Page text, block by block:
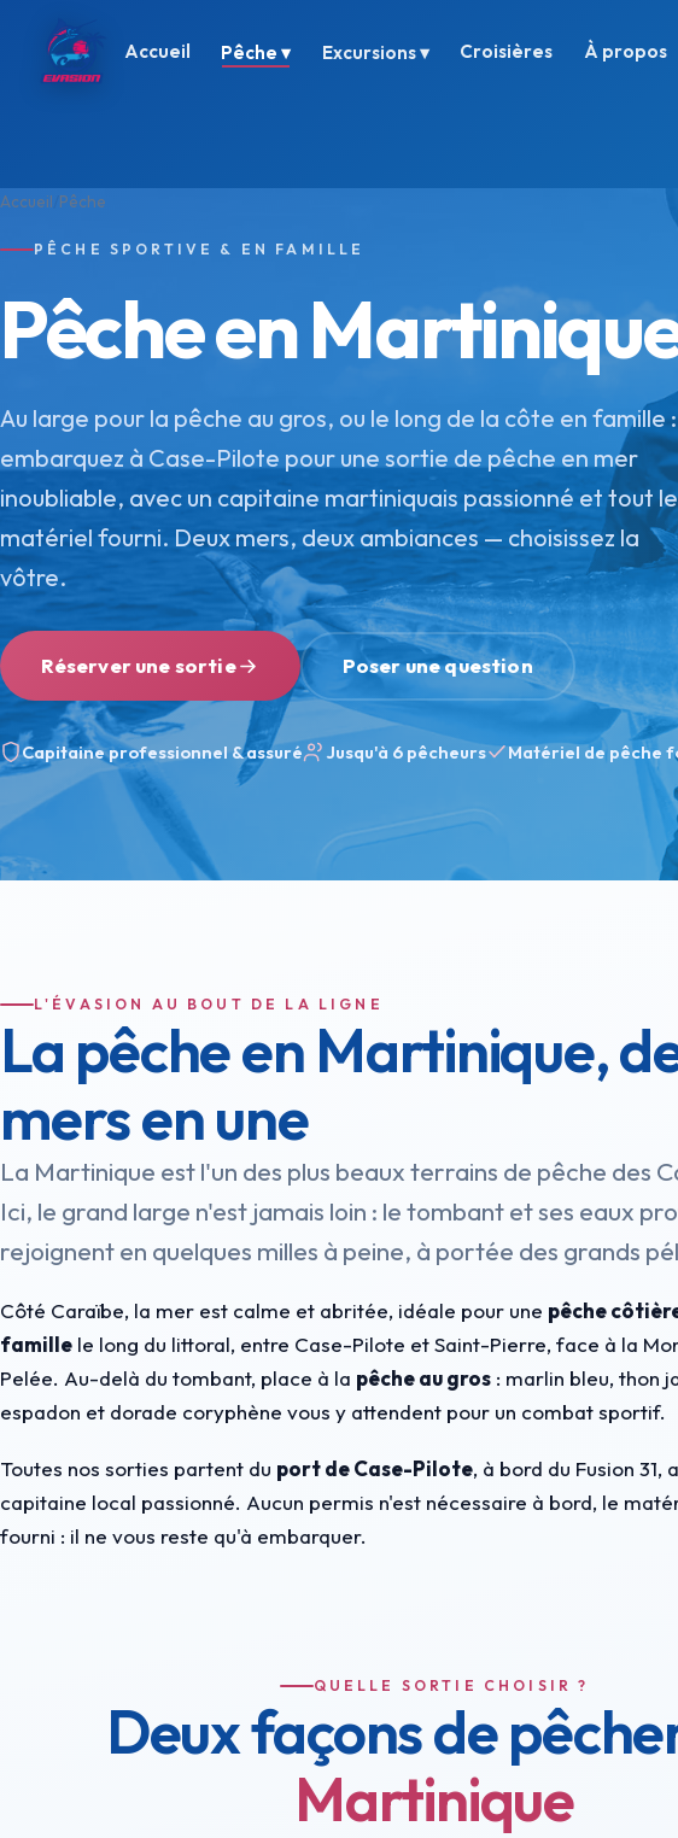
Accueil Pêche ▾ Excursions ▾ Croisières À propos
Accueil Pêche
PÊCHE SPORTIVE & EN FAMILLE
Pêche en
Au large pour la pêche au gros, ou le long de la côte en famille :
embarquez à Case-Pilote pour une sortie de pêche en mer
inoubliable, avec un capitaine martiniquais passionné et tout le
matériel fourni. Deux mers, deux ambiances — choisissez la
vôtre.
Réserver une sortie Poser une question
Capitaine professionnel & assuré Jusqu'à 6 pêcheurs Matériel de pêche
L'ÉVASION AU BOUT DE LA LIGNE
La pêche en Martinique,
mers en une
La Martinique est l'un des plus beaux terrains de pêche des
Ici, le grand large n'est jamais loin : le tombant et ses eaux
rejoignent en quelques milles à peine, à portée des grands
Côté Caraïbe, la mer est calme et abritée, idéale pour une pêche
famille le long du littoral, entre Case-Pilote et Saint-Pierre, face à la
Pelée. Au-delà du tombant, place à la pêche au gros : marlin bleu, thon
espadon et dorade coryphène vous y attendent pour un combat sportif.
Toutes nos sorties partent du port de Case-Pilote, à bord du Fusion 31,
capitaine local passionné. Aucun permis n'est nécessaire à bord, le
fourni : il ne vous reste qu'à embarquer.
QUELLE SORTIE CHOISIR ?
Deux façons de
Martinique